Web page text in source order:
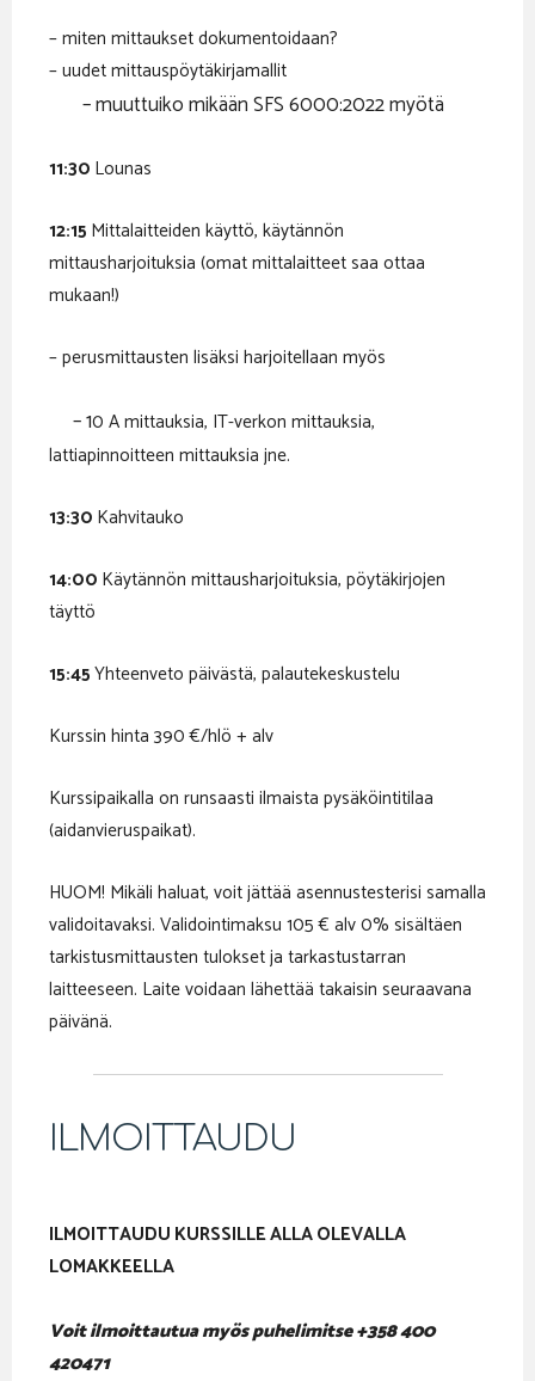
– miten mittaukset dokumentoidaan?
– uudet mittauspöytäkirjamallit
– muuttuiko mikään SFS 6000:2022 myötä
11:30 Lounas
12:15 Mittalaitteiden käyttö, käytännön
mittausharjoituksia (omat mittalaitteet saa ottaa
mukaan!)
– perusmittausten lisäksi harjoitellaan myös
– 10 A mittauksia, IT-verkon mittauksia,
lattiapinnoitteen mittauksia jne.
13:30 Kahvitauko
14:00 Käytännön mittausharjoituksia, pöytäkirjojen
täyttö
15:45Yhteenveto päivästä, palautekeskustelu
Kurssin hinta 390 €/hlö + alv
Kurssipaikalla on runsaasti ilmaista pysäköintitilaa
(aidanvieruspaikat).
HUOM! Mikäli haluat, voit jättää asennustesterisi samalla
validoitavaksi. Validointimaksu 105 € alv 0% sisältäen
tarkistusmittausten tulokset ja tarkastustarran
laitteeseen. Laite voidaan lähettää takaisin seuraavana
päivänä.
ILMOITTAUDU
ILMOITTAUDU KURSSILLE ALLA OLEVALLA
LOMAKKEELLA
Voit ilmoittautua myös puhelimitse +358 400
420471